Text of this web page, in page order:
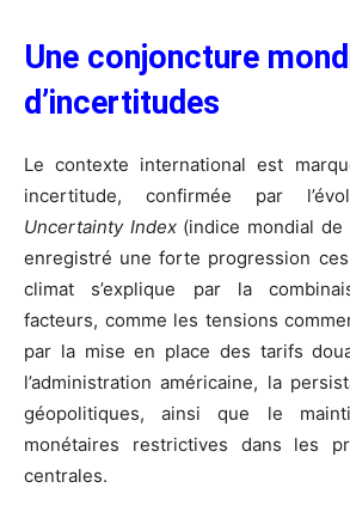
Une conjoncture
d’incertitudes
Le contexte international est
incertitude, confirmée par
Uncertainty Index (indice mondial de
enregistré une forte progression
climat s’explique par la
facteurs, comme les tensions
par la mise en place des tarifs
l’administration américaine, la
géopolitiques, ainsi que le
monétaires restrictives dans les
centrales.